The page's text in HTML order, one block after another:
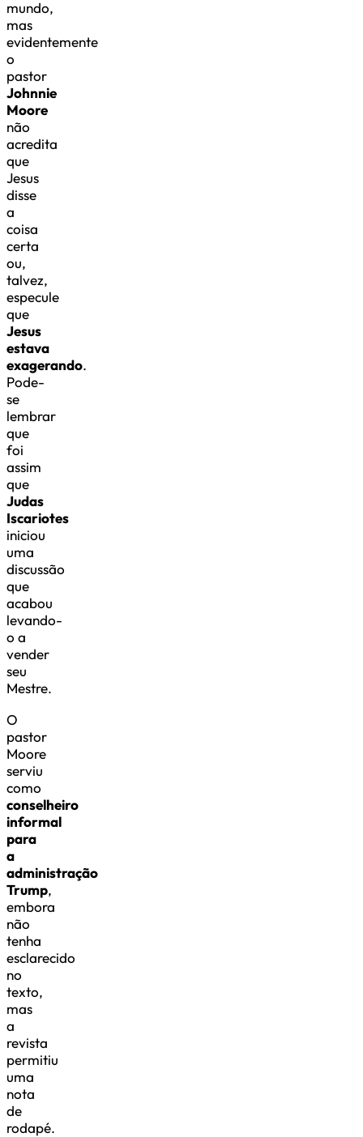
mundo,
mas
evidentemente
o
pastor
Johnnie
Moore
não
acredita
que
Jesus
disse
a
coisa
certa
ou,
talvez,
especule
que
Jesus
estava
exagerando.
Pode-
se
lembrar
que
foi
assim
que
Judas
Iscariotes
iniciou
uma
discussão
que
acabou
levando-
o a
vender
seu
Mestre.
O
pastor
Moore
serviu
como
conselheiro
informal
para
a
administração
Trump,
embora
não
tenha
esclarecido
no
texto,
mas
a
revista
permitiu
uma
nota
de
rodapé.